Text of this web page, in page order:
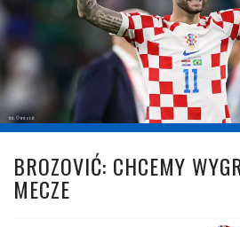
fot. © inter.it
BROZOVIĆ: CHCEMY
MECZE